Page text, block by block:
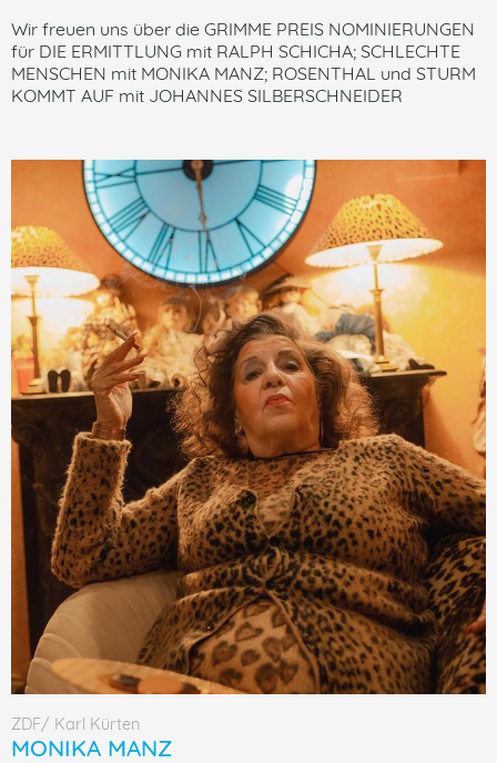
Wir freuen uns über die GRIMME PREIS NOMINIERUNGEN
für DIE ERMITTLUNG mit RALPH SCHICHA; SCHLECHTE
MENSCHEN mit MONIKA MANZ; ROSENTHAL und STURM
KOMMT AUF mit JOHANNES SILBERSCHNEIDER
ZDF/ Karl Kürten
MONIKA MANZ